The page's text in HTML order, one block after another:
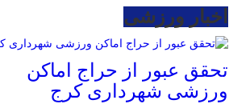
اخبار ورزشی
تحقق عبور از حراج اماکن
ورزشی شهرداری کرج